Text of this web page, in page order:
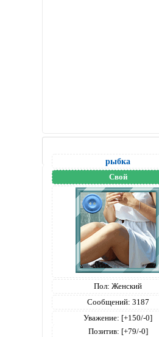
рыбка
Свой
Пол: Женский
Сообщений: 3187
Уважение: [+150/-0]
Позитив: [+79/-0]